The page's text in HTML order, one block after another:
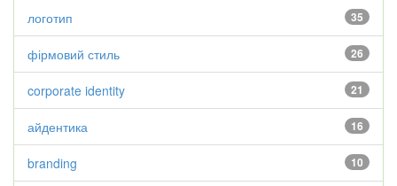
35
логотип
26
фірмовий стиль
21
corporate identity
16
айдентика
10
branding